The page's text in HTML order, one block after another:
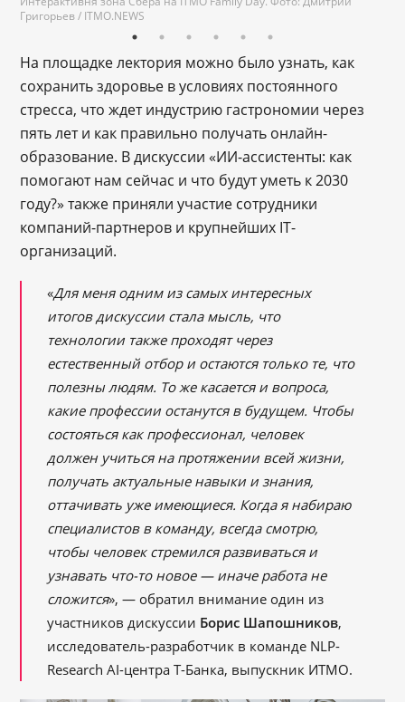
Григорьев / ITMO.NEWS
На площадке лектория можно было узнать, как
сохранить здоровье в условиях постоянного
стресса, что ждет индустрию гастрономии через
пять лет и как правильно получать онлайн-
образование. В дискуссии «ИИ-ассистенты: как
помогают нам сейчас и что будут уметь к 2030
году?» также приняли участие сотрудники
компаний-партнеров и крупнейших IT-
организаций.
«Для меня одним из самых интересных
итогов дискуссии стала мысль, что
технологии также проходят через
естественный отбор и остаются только те, что
полезны людям. То же касается и вопроса,
какие профессии останутся в будущем. Чтобы
состояться как профессионал, человек
должен учиться на протяжении всей жизни,
получать актуальные навыки и знания,
оттачивать уже имеющиеся. Когда я набираю
специалистов в команду, всегда смотрю,
чтобы человек стремился развиваться и
узнавать что-то новое — иначе работа не
сложится», — обратил внимание один из
участников дискуссии Борис Шапошников,
исследователь-разработчик в команде NLP-
Research AI-центра Т-Банка, выпускник ИТМО.